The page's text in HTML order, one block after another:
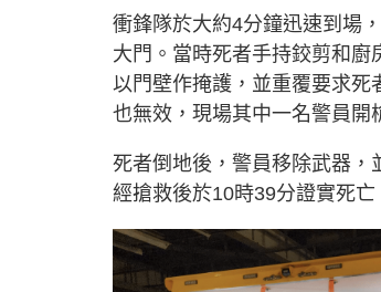
衝鋒隊於大約4分鐘迅速到場
大門。當時死者手持鉸剪和
以門壁作掩護，並重覆要求死
也無效，現場其中一名警員開
死者倒地後，警員移除武器，
經搶救後於10時39分證實死